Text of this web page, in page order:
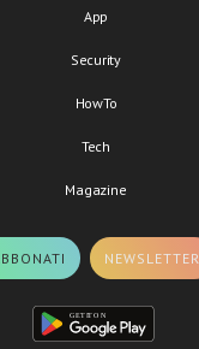
App
Security
HowTo
Tech
Magazine
NEWSLETTER